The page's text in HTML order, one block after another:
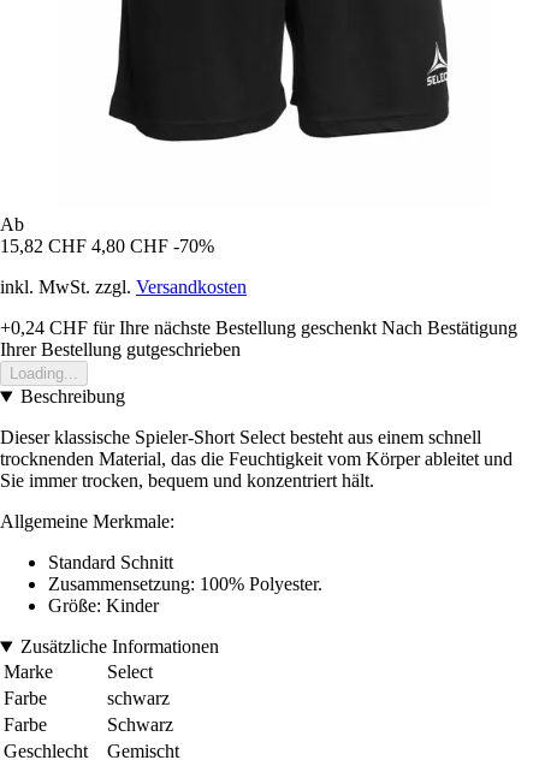
Ab
15,82 CHF 4,80 CHF -70%
inkl. MwSt. zzgl. Versandkosten
+0,24 CHF für Ihre nächste Bestellung geschenkt Nach Bestätigung
Ihrer Bestellung gutgeschrieben
Loading...
Beschreibung
Dieser klassische Spieler-Short Select besteht aus einem schnell
trocknenden Material, das die Feuchtigkeit vom Körper ableitet und
Sie immer trocken, bequem und konzentriert hält.
Allgemeine Merkmale:
Standard Schnitt
Zusammensetzung: 100% Polyester.
Größe: Kinder
Zusätzliche Informationen
Marke
Select
Farbe
schwarz
Farbe
Schwarz
Geschlecht
Gemischt